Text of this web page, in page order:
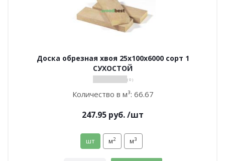
Доска обрезная хвоя 25х100х6000 сорт 1
СУХОСТОЙ
( 0 )
Количество в м³: 66.67
247.95 руб./шт
шт м2 м3